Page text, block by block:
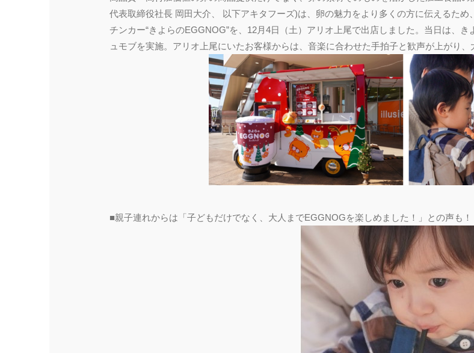
代表取締役社⻑ 岡田大介、 以下アキタフーズ)は、卵の魅力をより多くの方に伝えるた
チンカー“きよらのEGGNOG”を、12月4日（土）アリオ上尾で出店しました。当日は、
ュモブを実施。アリオ上尾にいたお客様からは、音楽に合わせた手拍子と歓声が上がり、
■親子連れからは「子どもだけでなく、大人までEGGNOGを楽しめました！」との声も！